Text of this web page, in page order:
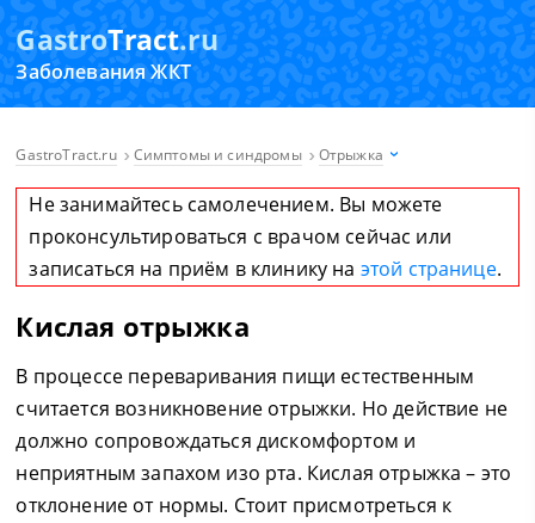
GastroTract.ru
Заболевания ЖКТ
GastroTract.ru Симптомы и синдромы Отрыжка
Не занимайтесь самолечением. Вы можете
проконсультироваться с врачом сейчас или
записаться на приём в клинику на этой странице.
Кислая отрыжка
В процессе переваривания пищи естественным
считается возникновение отрыжки. Но действие не
должно сопровождаться дискомфортом и
неприятным запахом изо рта. Кислая отрыжка – это
отклонение от нормы. Стоит присмотреться к